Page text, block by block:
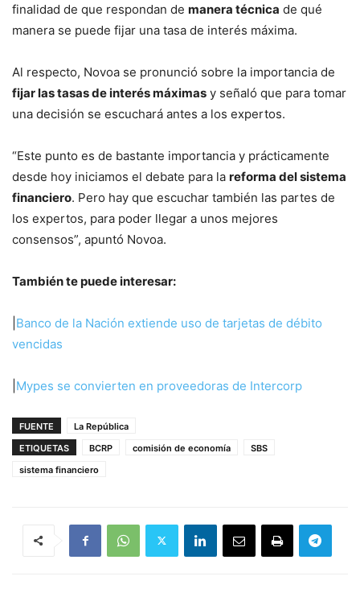
finalidad de que respondan de manera técnica de qué
manera se puede fijar una tasa de interés máxima.
Al respecto, Novoa se pronunció sobre la importancia de
fijar las tasas de interés máximas y señaló que para tomar
una decisión se escuchará antes a los expertos.
“Este punto es de bastante importancia y prácticamente
desde hoy iniciamos el debate para la reforma del sistema
financiero. Pero hay que escuchar también las partes de
los expertos, para poder llegar a unos mejores
consensos”, apuntó Novoa.
También te puede interesar:
Banco de la Nación extiende uso de tarjetas de débito
vencidas
Mypes se convierten en proveedoras de Intercorp
FUENTE
La República
ETIQUETAS
BCRP comisión de economía
SBS
sistema financiero